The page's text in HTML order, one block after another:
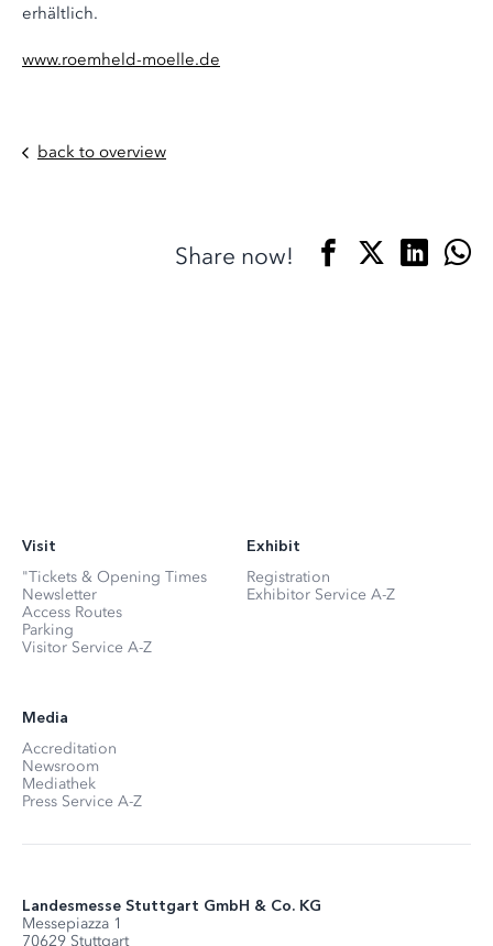
erhältlich.
www.roemheld-moelle.de
back to overview
Share now!
Visit
"Tickets & Opening Times
Newsletter
Access Routes
Parking
Visitor Service A-Z
Exhibit
Registration
Exhibitor Service A-Z
Media
Accreditation
Newsroom
Mediathek
Press Service A-Z
Landesmesse Stuttgart GmbH & Co. KG
Messepiazza 1
70629 Stuttgart